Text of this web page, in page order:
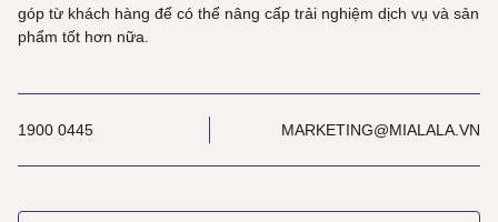
góp từ khách hàng để có thể nâng cấp trải nghiệm dịch vụ và sản
phẩm tốt hơn nữa.
1900 0445 MARKETING@MIALALA.VN